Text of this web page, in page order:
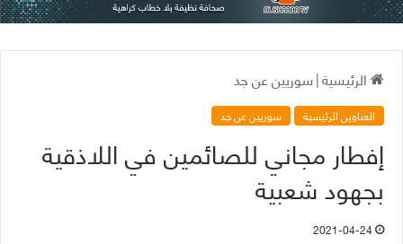
الرئيسية|سوريين عن جد
العناوين الرئيسية سوريين عن جد
إفطار مجاني للصائمين في اللاذقية
بجهود شعبية
2021-04-24